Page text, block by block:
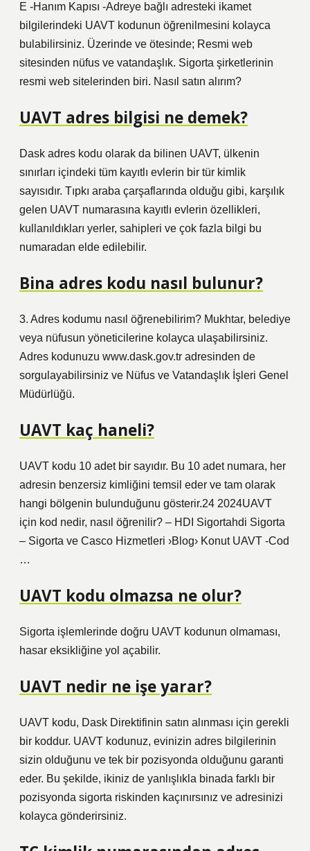
E -Hanım Kapısı -Adreye bağlı adresteki ikamet
bilgilerindeki UAVT kodunun öğrenilmesini kolayca
bulabilirsiniz. Üzerinde ve ötesinde; Resmi web
sitesinden nüfus ve vatandaşlık. Sigorta şirketlerinin
resmi web sitelerinden biri. Nasıl satın alırım?
UAVT adres bilgisi ne demek?
Dask adres kodu olarak da bilinen UAVT, ülkenin
sınırları içindeki tüm kayıtlı evlerin bir tür kimlik
sayısıdır. Tıpkı araba çarşaflarında olduğu gibi, karşılık
gelen UAVT numarasına kayıtlı evlerin özellikleri,
kullanıldıkları yerler, sahipleri ve çok fazla bilgi bu
numaradan elde edilebilir.
Bina adres kodu nasıl bulunur?
3. Adres kodumu nasıl öğrenebilirim? Mukhtar, belediye
veya nüfusun yöneticilerine kolayca ulaşabilirsiniz.
Adres kodunuzu www.dask.gov.tr ​​adresinden de
sorgulayabilirsiniz ve Nüfus ve Vatandaşlık İşleri Genel
Müdürlüğü.
UAVT kaç haneli?
UAVT kodu 10 adet bir sayıdır. Bu 10 adet numara, her
adresin benzersiz kimliğini temsil eder ve tam olarak
hangi bölgenin bulunduğunu gösterir.24 2024UAVT
için kod nedir, nasıl öğrenilir? – HDI Sigortahdi Sigorta
– Sigorta ve Casco Hizmetleri ›Blog› Konut UAVT -Cod
…
UAVT kodu olmazsa ne olur?
Sigorta işlemlerinde doğru UAVT kodunun olmaması,
hasar eksikliğine yol açabilir.
UAVT nedir ne işe yarar?
UAVT kodu, Dask Direktifinin satın alınması için gerekli
bir koddur. UAVT kodunuz, evinizin adres bilgilerinin
sizin olduğunu ve tek bir pozisyonda olduğunu garanti
eder. Bu şekilde, ikiniz de yanlışlıkla binada farklı bir
pozisyonda sigorta riskinden kaçınırsınız ve adresinizi
kolayca gönderirsiniz.